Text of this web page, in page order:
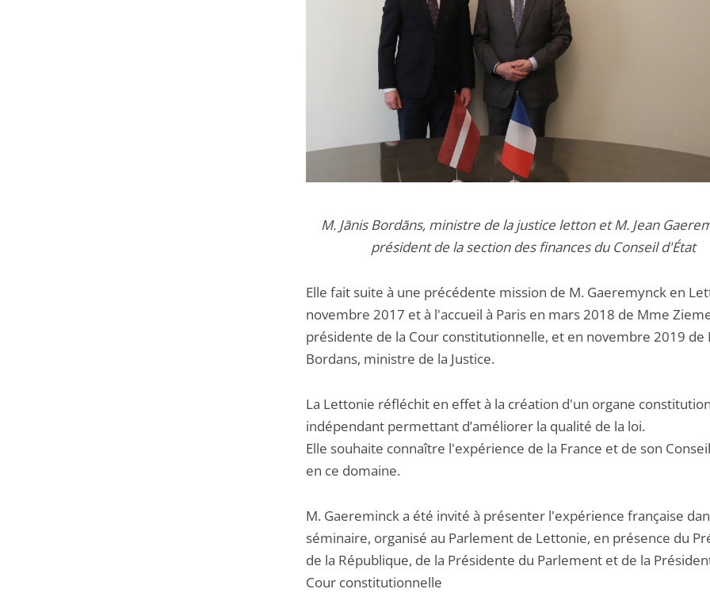
M. Jānis Bordāns, ministre de la justice letton et M. Jean
président de la section des finances du Conseil d'État
Elle fait suite à une précédente mission de M. Gaeremynck en
novembre 2017 et à l'accueil à Paris en mars 2018 de Mme
présidente de la Cour constitutionnelle, et en novembre 2019 de
Bordans, ministre de la Justice.
La Lettonie réfléchit en effet à la création d'un organe
indépendant permettant d’améliorer la qualité de la loi.
Elle souhaite connaître l'expérience de la France et de son
en ce domaine.
M. Gaereminck a été invité à présenter l'expérience française
séminaire, organisé au Parlement de Lettonie, en présence du
de la République, de la Présidente du Parlement et de la
Cour constitutionnelle